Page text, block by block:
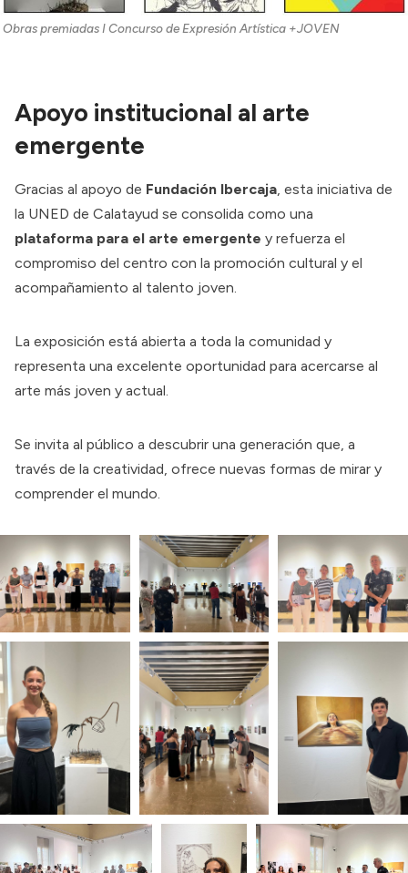
Obras premiadas I Concurso de Expresión Artística +JOVEN
Apoyo institucional al arte
emergente
Gracias al apoyo de Fundación Ibercaja, esta iniciativa de
la UNED de Calatayud se consolida como una
plataforma para el arte emergente y refuerza el
compromiso del centro con la promoción cultural y el
acompañamiento al talento joven.
La exposición está abierta a toda la comunidad y
representa una excelente oportunidad para acercarse al
arte más joven y actual.
Se invita al público a descubrir una generación que, a
través de la creatividad, ofrece nuevas formas de mirar y
comprender el mundo.